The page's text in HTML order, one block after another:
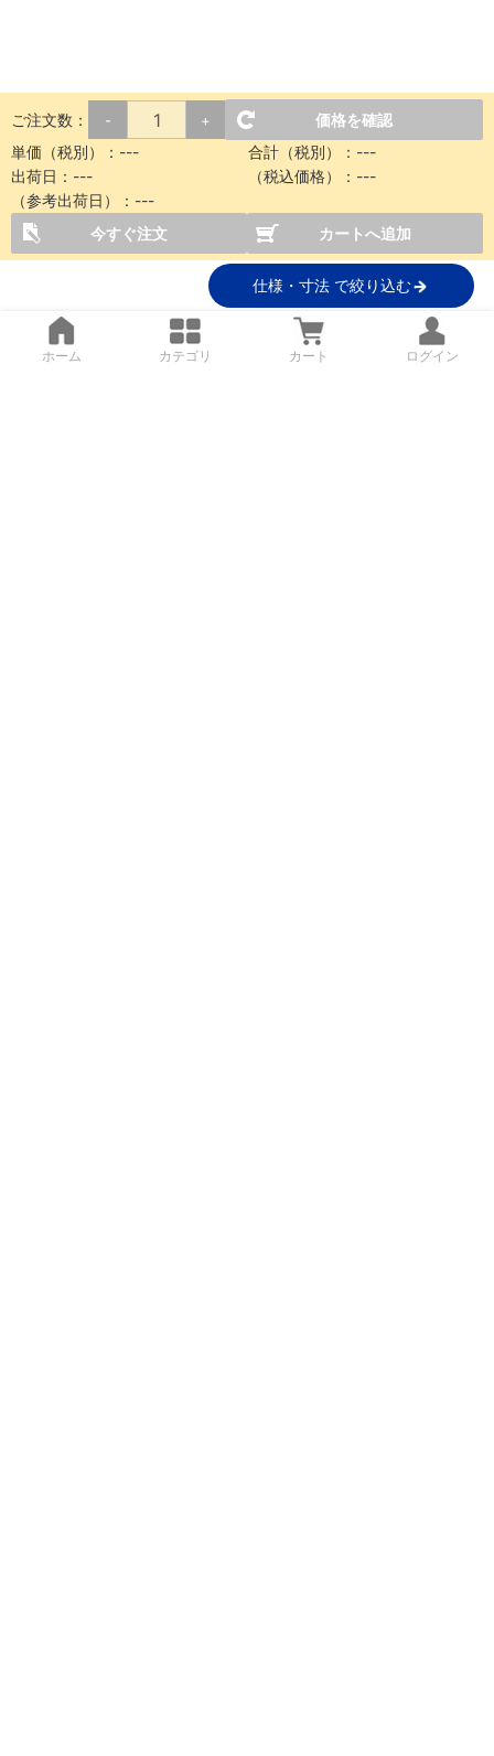
ご注文数： - +
価格を確認
単価（税別）： --- 合計（税別）： ---
出荷日： --- （税込価格）： ---
（参考出荷日）： ---
今すぐ注文
カートへ追加
仕様・寸法 で絞り込む
ホーム カテゴリ カート ログイン